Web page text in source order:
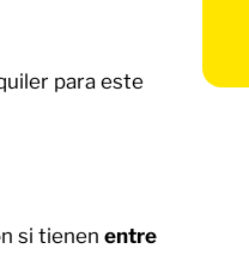
para este
si tienen entre